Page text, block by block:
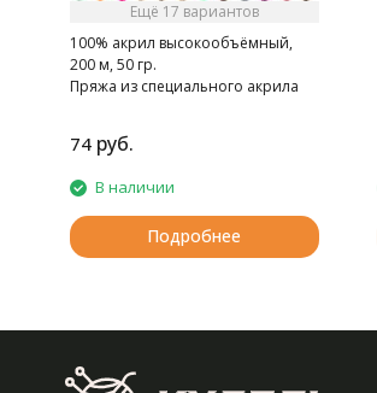
Ещё 17 вариантов
100% акрил высокообъёмный,
200 м, 50 гр.
Пряжа из специального акрила
74 руб.
В наличии
Подробнее